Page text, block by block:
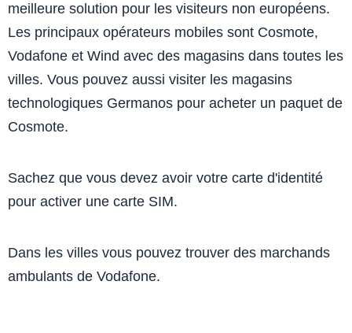
meilleure solution pour les visiteurs non européens.
Les principaux opérateurs mobiles sont Cosmote,
Vodafone et Wind avec des magasins dans toutes les
villes. Vous pouvez aussi visiter les magasins
technologiques Germanos pour acheter un paquet de
Cosmote.
Sachez que vous devez avoir votre carte d'identité
pour activer une carte SIM.
Dans les villes vous pouvez trouver des marchands
ambulants de Vodafone.